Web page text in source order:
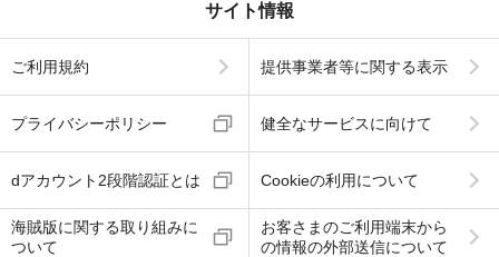
サイト情報
ご利用規約 提供事業者等に関する表示
プライバシーポリシー 健全なサービスに向けて
dアカウント2段階認証とは Cookieの利用について
海賊版に関する取り組みに
ついて
お客さまのご利用端末から
の情報の外部送信について